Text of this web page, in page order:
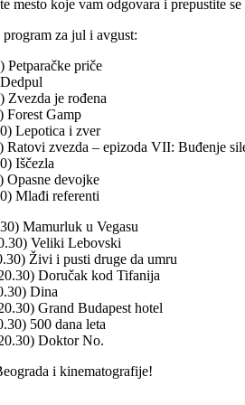
mesto koje vam odgovara i prepustite
za jul i avgust:
Petparačke priče
Zvezda je rođena
Forest Gamp
Lepotica i zver
Ratovi zvezda – epizoda VII: Buđenje
Iščezla
Opasne devojke
Mlađi referenti
Mamurluk u Vegasu
Veliki Lebovski
Živi i pusti druge da umru
Doručak kod Tifanija
Dina
Grand Budapest hotel
500 dana leta
Doktor No.
i kinematografije!